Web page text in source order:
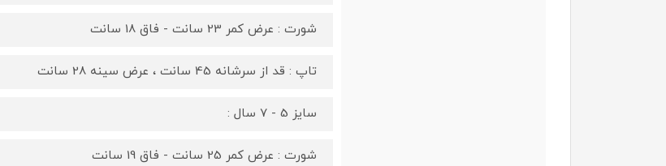
شورت : عرض کمر 23 سانت - فاق 18 سانت
تاپ : قد از سرشانه 45 سانت ، عرض سینه 28 سانت
سایز 5 - 7 سال :
شورت : عرض کمر 25 سانت - فاق 19 سانت